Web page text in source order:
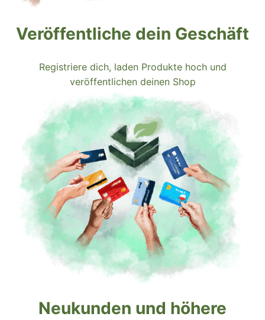
Veröffentliche dein Geschäft
Registriere dich, laden Produkte hoch und
veröffentlichen deinen Shop
Neukunden und höhere